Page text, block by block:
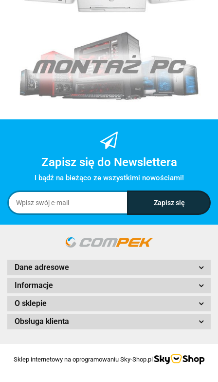
Zapisz się do Newslettera
I bądź na bieżąco ze wszystkimi nowościami!
Dane adresowe
Informacje
O sklepie
Obsługa klienta
Sklep internetowy na oprogramowaniu Sky-Shop.pl